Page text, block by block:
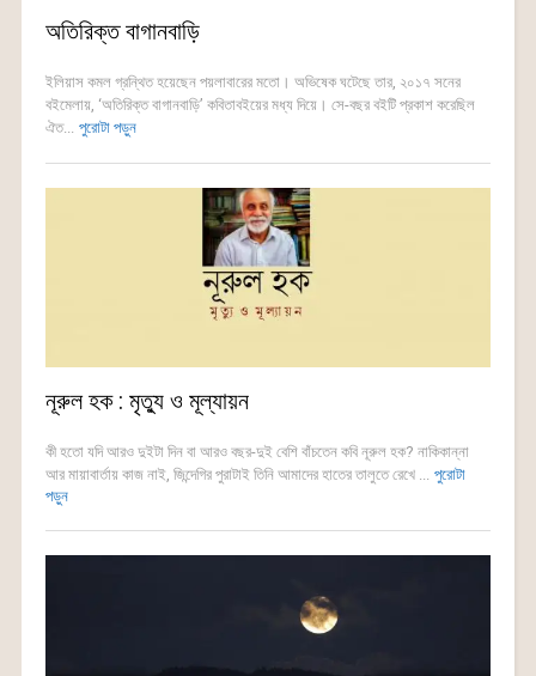
অতিরিক্ত বাগানবাড়ি
ইলিয়াস কমল গ্রন্থিত হয়েছেন পয়লাবারের মতো। অভিষেক ঘটেছে তার, ২০১৭ সনের
বইমেলায়, ‘অতিরিক্ত বাগানবাড়ি’ কবিতাবইয়ের মধ্য দিয়ে। সে-বছর বইটি প্রকাশ করেছিল
ঐত... পুরোটা পড়ুন
নূরুল হক : মৃত্যু ও মূল্যায়ন
কী হতো যদি আরও দুইটা দিন বা আরও বছর-দুই বেশি বাঁচতেন কবি নূরুল হক? নাকিকান্না
আর মায়াবার্তায় কাজ নাই, জিন্দেগির পুরাটাই তিনি আমাদের হাতের তালুতে রেখে ... পুরোটা
পড়ুন